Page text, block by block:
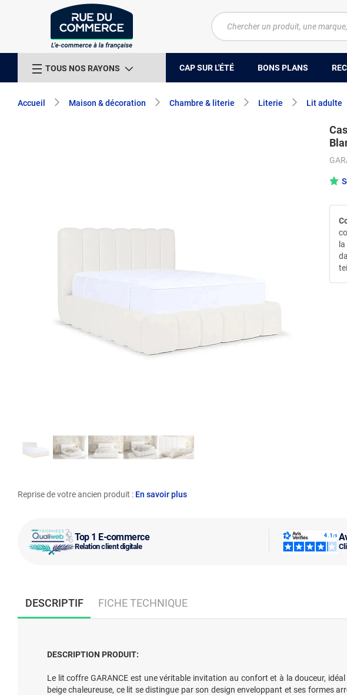
TOUS NOS RAYONS CAP SUR L'ÉTÉ BONS PLANS
Accueil Maison & décoration Chambre & literie Literie Lit adulte
Top 1 E-commerce
Relation client digitale
Reprise de votre ancien produit : En savoir plus
DESCRIPTIF FICHE TECHNIQUE
DESCRIPTION PRODUIT:
Le lit coffre GARANCE est une véritable invitation au confort et à la douceur,
beige chaleureuse, ce lit se distingue par son design enveloppant et ses formes